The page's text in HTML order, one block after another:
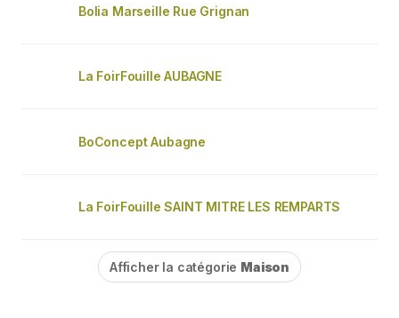
Bolia Marseille Rue Grignan
La FoirFouille AUBAGNE
BoConcept Aubagne
La FoirFouille SAINT MITRE LES REMPARTS
Afficher la catégorie Maison